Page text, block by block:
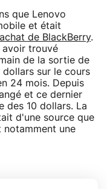
que Lenovo
et était
de BlackBerry.
avoir trouvé
de la sortie de
dollars sur le cours
24 mois. Depuis
et ce dernier
des 10 dollars. La
d'une source que
notamment une